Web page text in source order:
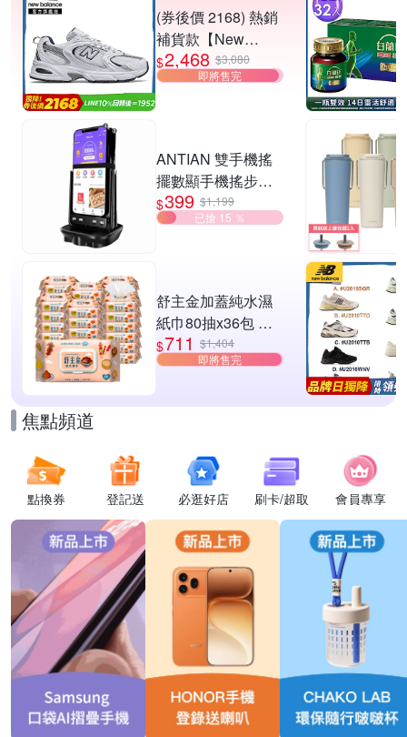
(券後價 2168) 熱銷
補貨款【New
Balance】復古運動
鞋_中性_白銀
$2,468 $3,080
即將售完
ANTIAN 雙手機搖
擺數顯手機搖步機
靜音自動計步器 搖
步器 刷步數神器 搖
$399 $1,199
已搶 15 ％
舒主金加蓋純水濕
紙巾80抽x36包 台
灣製 濕巾
$711 $1,404
即將售完
焦點頻道
點換券 登記送 必逛好店 刷卡/超取 會員專享